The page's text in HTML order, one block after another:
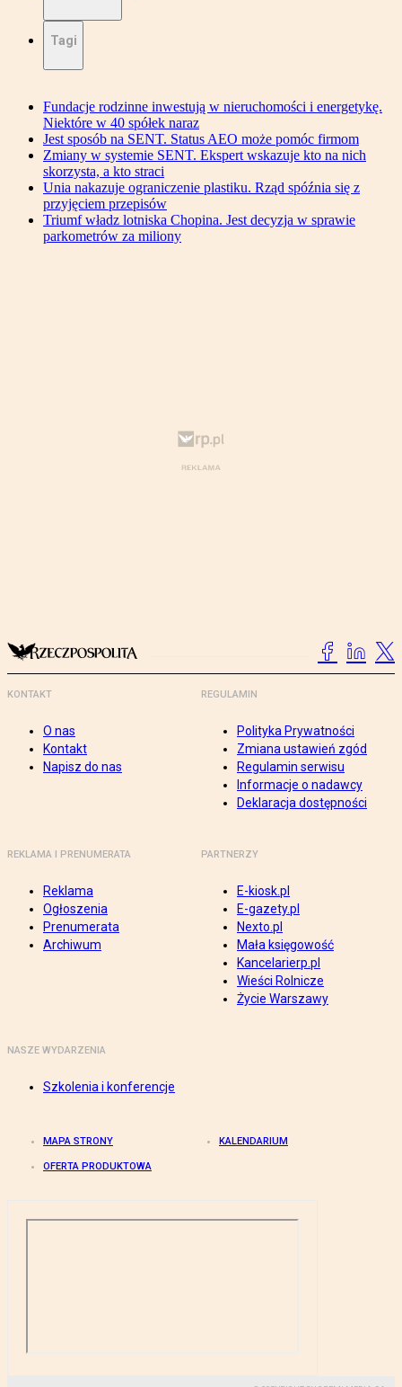
Tagi
Fundacje rodzinne inwestują w nieruchomości i energetykę.
Niektóre w 40 spółek naraz
Jest sposób na SENT. Status AEO może pomóc firmom
Zmiany w systemie SENT. Ekspert wskazuje kto na nich
skorzysta, a kto straci
Unia nakazuje ograniczenie plastiku. Rząd spóźnia się z
przyjęciem przepisów
Triumf władz lotniska Chopina. Jest decyzja w sprawie
parkometrów za miliony
KONTAKT
O nas
Kontakt
Napisz do nas
REGULAMIN
Polityka Prywatności
Zmiana ustawień zgód
Regulamin serwisu
Informacje o nadawcy
Deklaracja dostępności
REKLAMA I PRENUMERATA
Reklama
Ogłoszenia
Prenumerata
Archiwum
PARTNERZY
E-kiosk.pl
E-gazety.pl
Nexto.pl
Mała księgowość
Kancelarierp.pl
Wieści Rolnicze
Życie Warszawy
NASZE WYDARZENIA
Szkolenia i konferencje
MAPA STRONY KALENDARIUM
OFERTA PRODUKTOWA